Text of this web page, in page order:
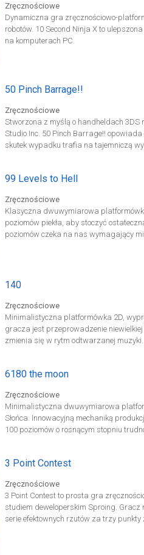
Zręcznościowe
Dynamiczna gra zręcznościowo-
robotów. 10 Second Ninja X to
na komputerach PC.
50 Pinch Barrage!!
Zręcznościowe
Stworzona z myślą o handheldach
Studio Inc. 50 Pinch Barrage!!
skutek wypadku trafia na tajemniczą
99 Levels to Hell
Zręcznościowe
Klasyczna dwuwymiarowa
poziomów piekła, aby stoczyć
poziomów czeka na nas wymagający
140
Zręcznościowe
Minimalistyczna platformówka 2D,
gracza jest przeprowadzenie
zmienia się w rytm odtwarzanej muzyki.
6180 the moon
Zręcznościowe
Minimalistyczna dwuwymiarowa
Słońca. Innowacyjną mechaniką
100 poziomów o rosnącym stopniu
3 Point Contest
Zręcznościowe
3 Point Contest to prosta gra
studiem deweloperskim Sproing.
serie efektownych rzutów za trzy punkty